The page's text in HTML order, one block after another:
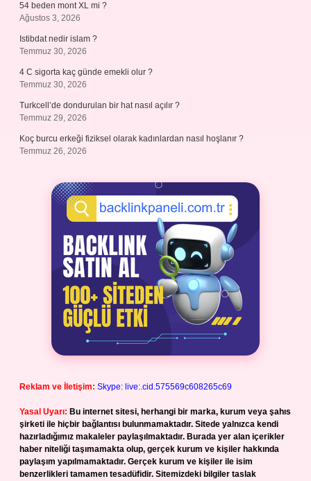
54 beden mont XL mi ?
Ağustos 3, 2026
Istibdat nedir islam ?
Temmuz 30, 2026
4 C sigorta kaç günde emekli olur ?
Temmuz 30, 2026
Turkcell’de dondurulan bir hat nasıl açılır ?
Temmuz 29, 2026
Koç burcu erkeği fiziksel olarak kadınlardan nasıl hoşlanır ?
Temmuz 26, 2026
Reklam ve İletişim: Skype: live:.cid.575569c608265c69
Yasal Uyarı: Bu internet sitesi, herhangi bir marka, kurum veya şahıs
şirketi ile hiçbir bağlantısı bulunmamaktadır. Sitede yalnızca kendi
hazırladığımız makaleler paylaşılmaktadır. Burada yer alan içerikler
haber niteliği taşımamakta olup, gerçek kurum ve kişiler hakkında
paylaşım yapılmamaktadır. Gerçek kurum ve kişiler ile isim
benzerlikleri tamamen tesadüfidir. Sitemizdeki bilgiler taslak